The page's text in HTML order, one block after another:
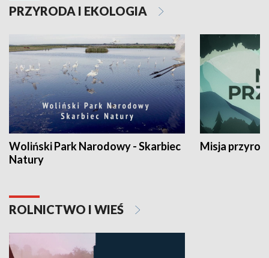
PRZYRODA I EKOLOGIA
Woliński Park Narodowy - Skarbiec
Natury
Misja
ROLNICTWO I WIEŚ